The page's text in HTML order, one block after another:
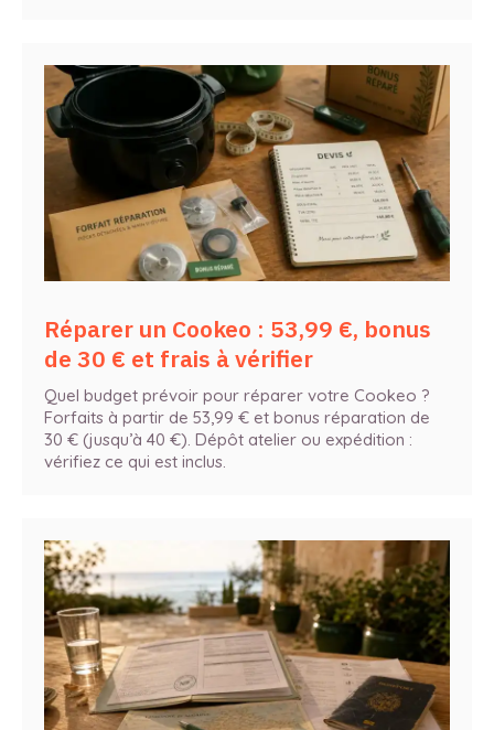
Réparer un Cookeo : 53,99 €, bonus
de 30 € et frais à vérifier
Quel budget prévoir pour réparer votre Cookeo ?
Forfaits à partir de 53,99 € et bonus réparation de
30 € (jusqu’à 40 €). Dépôt atelier ou expédition :
vérifiez ce qui est inclus.